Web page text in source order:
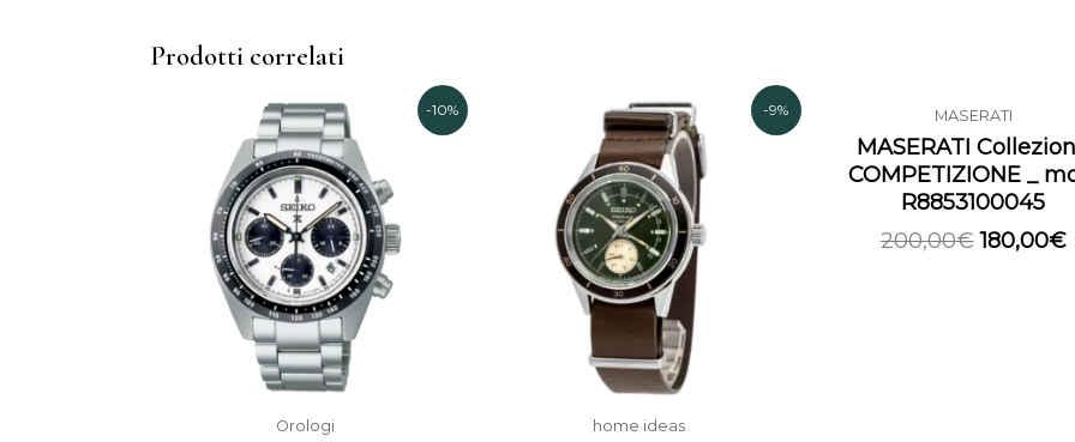
Prodotti correlati
-10%
Orologi
Il
prezzo
originale
era:
680,00€.
prezzo
-9%
home ideas
Il
prezzo
originale
era:
670,00€.
prezzo
MASERATI
MASERATI
COMPETIZIONE _
R8853100045
200,00€
Il
prezzo
originale
era:
200,00€.
180,00€